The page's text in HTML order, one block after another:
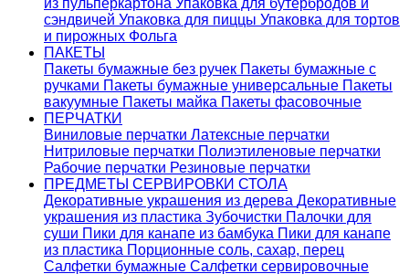
из пульперкартона Упаковка для бутербродов и
сэндвичей Упаковка для пиццы Упаковка для тортов
и пирожных Фольга
ПАКЕТЫ
Пакеты бумажные без ручек Пакеты бумажные с
ручками Пакеты бумажные универсальные Пакеты
вакуумные Пакеты майка Пакеты фасовочные
ПЕРЧАТКИ
Виниловые перчатки Латексные перчатки
Нитриловые перчатки Полиэтиленовые перчатки
Рабочие перчатки Резиновые перчатки
ПРЕДМЕТЫ СЕРВИРОВКИ СТОЛА
Декоративные украшения из дерева Декоративные
украшения из пластика Зубочистки Палочки для
суши Пики для канапе из бамбука Пики для канапе
из пластика Порционные соль, сахар, перец
Салфетки бумажные Салфетки сервировочные